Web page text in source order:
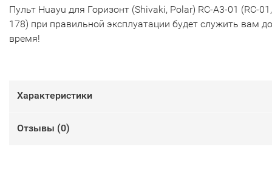
Пульт Huayu для Горизонт (Shivaki, Polar) RC-A3-01 (RC-
178) при правильной эксплуатации будет служить вам
время!
Характеристики
Отзывы (0)